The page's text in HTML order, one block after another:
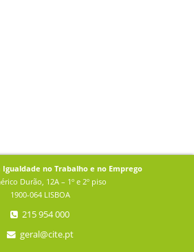
Igualdade no Trabalho e no Emprego
Durão, 12A – 1º e 2º piso
1900-064 LISBOA
215 954 000
geral@cite.pt